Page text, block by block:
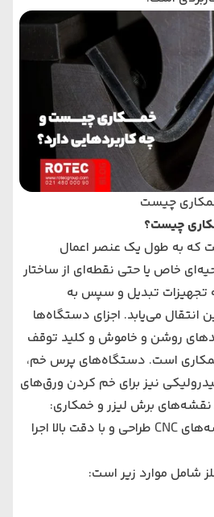
چیست
چیست؟
که به طول یک عنصر اعمال
خاص یا حتی نقطه‌ای از ساختار
تجهیزات تبدیل و سپس به
می‌یابد. اجزای دستگاه‌ها
روشن و خاموش و کلید توقف
است. دستگاه‌های پرس خم،
نیز برای خم کردن ورق‌های
برش لیزر و خمکاری:
خمکاری‌ها بر اساس نقشه‌های CNC طراحی و با دقت بالا اجرا
شامل موارد زیر است: